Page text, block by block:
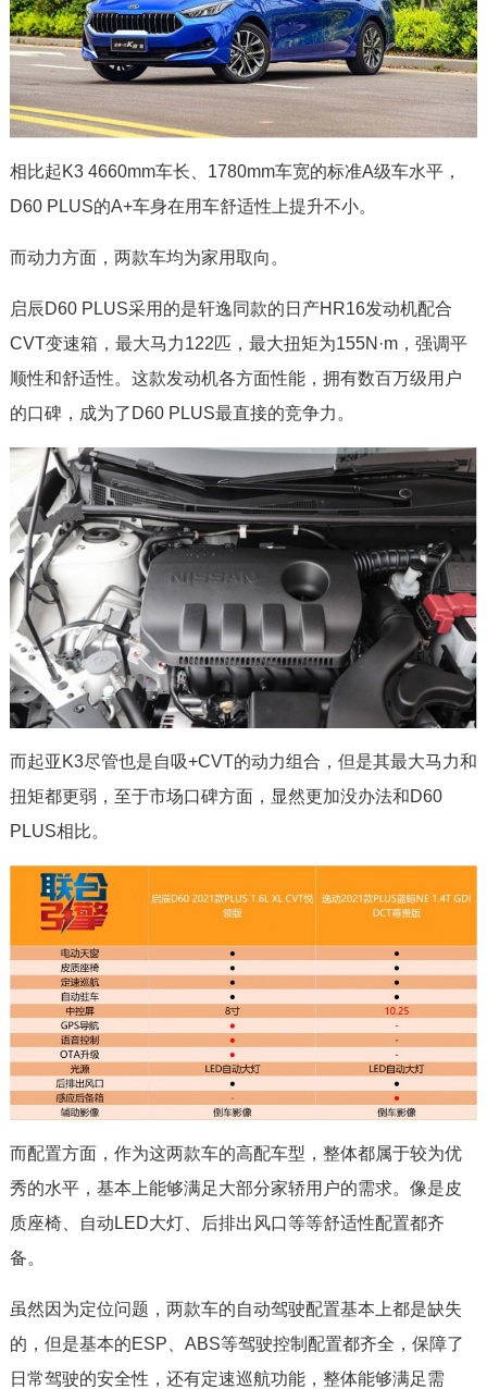
相比起K3 4660mm车长、1780mm车宽的标准A级车水平，
D60 PLUS的A+车身在用车舒适性上提升不小。
而动力方面，两款车均为家用取向。
启辰D60 PLUS采用的是轩逸同款的日产HR16发动机配合
CVT变速箱，最大马力122匹，最大扭矩为155N·m，强调平
顺性和舒适性。这款发动机各方面性能，拥有数百万级用户
的口碑，成为了D60 PLUS最直接的竞争力。
而起亚K3尽管也是自吸+CVT的动力组合，但是其最大马力和
扭矩都更弱，至于市场口碑方面，显然更加没办法和D60
PLUS相比。
而配置方面，作为这两款车的高配车型，整体都属于较为优
秀的水平，基本上能够满足大部分家轿用户的需求。像是皮
质座椅、自动LED大灯、后排出风口等等舒适性配置都齐
备。
虽然因为定位问题，两款车的自动驾驶配置基本上都是缺失
的，但是基本的ESP、ABS等驾驶控制配置都齐全，保障了
日常驾驶的安全性，还有定速巡航功能，整体能够满足需